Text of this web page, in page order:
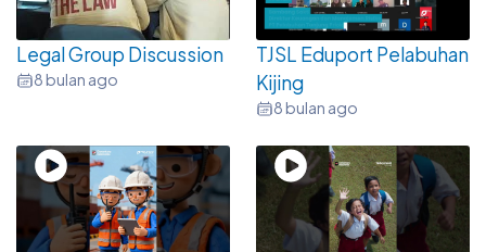
Legal Group Discussion
8 bulan ago
TJSL Eduport Pelabuhan
Kijing
8 bulan ago